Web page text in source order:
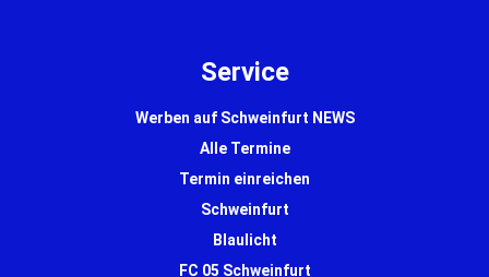
Service
Werben auf Schweinfurt NEWS
Alle Termine
Termin einreichen
Schweinfurt
Blaulicht
FC 05 Schweinfurt